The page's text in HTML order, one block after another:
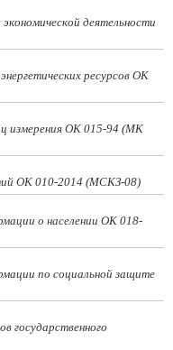
деятельности
ресурсов ОК
измерения ОК 015-94 (МК
ОК 010-2014 (МСКЗ-08)
о населении ОК 018-
по социальной защите
государственного